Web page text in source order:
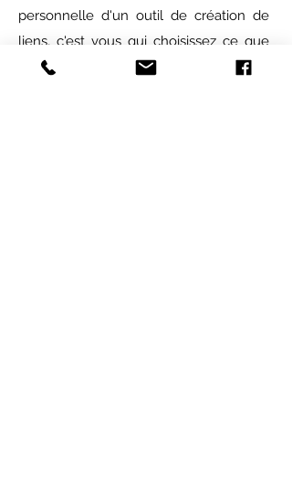
personnelle d'un outil de création de
liens, c'est vous qui choisissez ce que
vous souhaitez partager.